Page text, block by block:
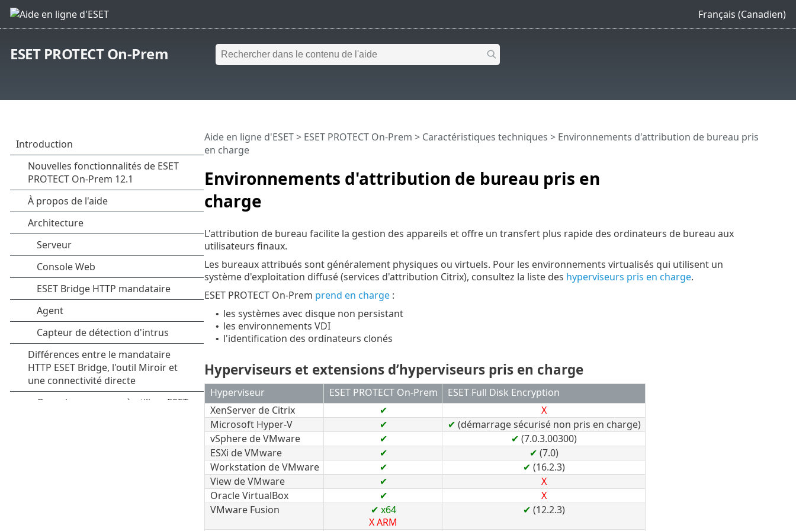
Français (Canadien)
ESET PROTECT On-Prem
Environnements d'attribution de bureau pris en
charge
Aide en ligne d'ESET> ESET PROTECT On-Prem > Caractéristiques techniques > Environnements d'attribution de bureau pris
en charge
L'attribution de bureau facilite la gestion des appareils et offre un transfert plus rapide des ordinateurs de bureau aux
utilisateurs finaux.
Les bureaux attribués sont généralement physiques ou virtuels. Pour les environnements virtualisés qui utilisent un
système d'exploitation diffusé (services d'attribution Citrix), consultez la liste des hyperviseurs pris en charge.
ESET PROTECT On-Prem prend en charge:
• les systèmes avec disque non persistant
• les environnements VDI
• l'identification des ordinateurs clonés
Hyperviseurs et extensions d’hyperviseurs pris en charge
Hyperviseur ESET PROTECT On-Prem
ESET Full Disk Encryption
XenServer de Citrix
✔
X
Microsoft Hyper-V
✔ ✔ (démarrage sécurisé non pris en charge)
vSphere de VMware
✔ ✔ (7.0.3.00300)
ESXi de VMware
✔ ✔ (7.0)
Workstation de VMware
✔ ✔ (16.2.3)
View de VMware
✔
X
Oracle VirtualBox
✔
X
VMware Fusion
✔ x64
XARM
✔ (12.2.3)